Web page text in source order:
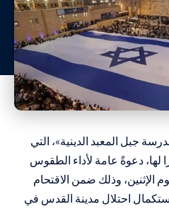
جبل المعبد الدينية»، التي
دعوةً عامة لأداء الطقوس
الإثنين، وذلك ضمن الاقتحام
احتلال مدينة القدس في